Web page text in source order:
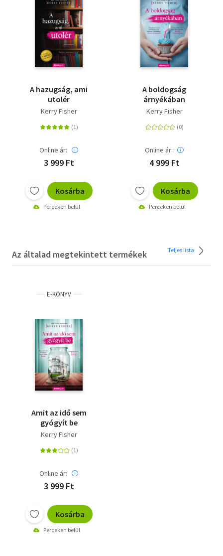
A hazugság, ami
utolér
Kerry Fisher
Online ár:
3 999 Ft
Kosárba
Perceken belül
A boldogság
árnyékában
Kerry Fisher
Online ár:
4 999 Ft
Kosárba
Perceken belül
Az általad megtekintett termékek Teljes lista
E-KÖNYV
Amit az idő sem
gyógyít be
Kerry Fisher
Online ár:
3 999 Ft
Kosárba
Perceken belül